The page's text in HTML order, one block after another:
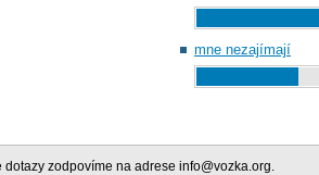
mne nezajímají
zodpovíme na adrese info@vozka.org.